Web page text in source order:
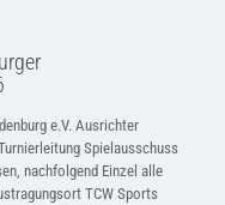
e.V. Ausrichter
Spielausschuss
nachfolgend Einzel alle
TCW Sports